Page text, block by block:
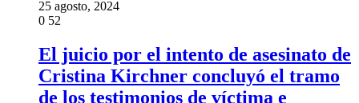
25 agosto, 2024
0 52
El juicio por el intento de asesinato de
Cristina Kirchner concluyó el tramo
de los testimonios de víctima e